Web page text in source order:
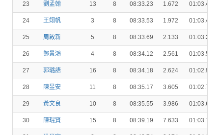
23 劉孟翰 13 8 08:33.23 1.672 01:03.46
24 王翊帆 3 8 08:33.53 1.972 01:03.43
25 周啟新 5 8 08:33.69 2.133 01:03.20
26 鄭景鴻 4 8 08:34.12 2.561 01:03.53
27 郭璐語 16 8 08:34.18 2.624 01:02.95
28 陳昱安 11 8 08:35.17 3.605 01:02.74
29 黃文良 10 8 08:35.55 3.986 01:03.61
30 陳琨賢 15 8 08:39.19 7.633 01:03.78